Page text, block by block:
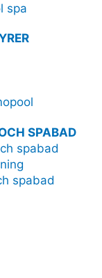
spa
SPABAD
spabad
spabad